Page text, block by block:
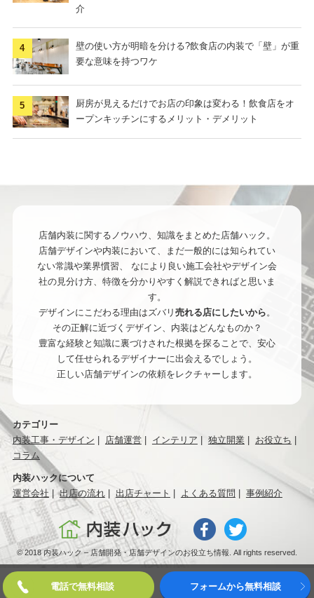
介
壁の使い方が明暗を分ける?飲食店の内装で「壁」が重
要な意味を持つワケ
厨房が見えるだけでお店の印象は変わる！飲食店をオ
ープンキッチンにするメリット・デメリット
店舗内装に関するノウハウ、知識をまとめた店舗ハック。
店舗デザインや内装において、まだ一般的には知られてい
ない常識や業界慣習、
なにより良い施工会社やデザイン会
社の見分け方、特徴を分かりやすく解説できればと思いま
す。
デザインにこだわる理由はズバリ 売れる店にしたいから 。
その正解に近づくデザイン、内装はどんなものか？
豊富な経験と知識に裏づけされた根拠を探ることで、安心
して任せられるデザイナーに出会えるでしょう。
正しい店舗デザインの依頼をレクチャーします。
カテゴリー
内装工事・デザイン
店舗運営 インテリア 独立開業
お役立ち
コラム
内装ハックについて
運営会社
出店の流れ 出店チャート よくある質問 事例紹介
© 2018 内装ハック – 店舗開発・店舗デザインのお役立ち情報. All rights reserved.
電話で無料相談 フォームから無料相談